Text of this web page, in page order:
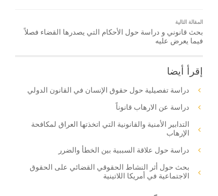
المقالة التالية
بحث قانوني و دراسة حول الأحكام التي يصدرها القضاء فصلاً
فيما يعرض عليه
إقرأ أيضا
دراسة تفصيلية حول حقوق الإنسان في القانون الدولي
دراسة عن الارهاب قانوناً
التدابير الأمنية والقانونية التي اتخذتها العراق لمكافحة
الإرهاب
دراسة حول علاقة السببية بين الخطأ والضرر
بحث حول أثر النشاط الحقوقي القضائي على الحقوق
الاجتماعية في أمريكا اللاتينية